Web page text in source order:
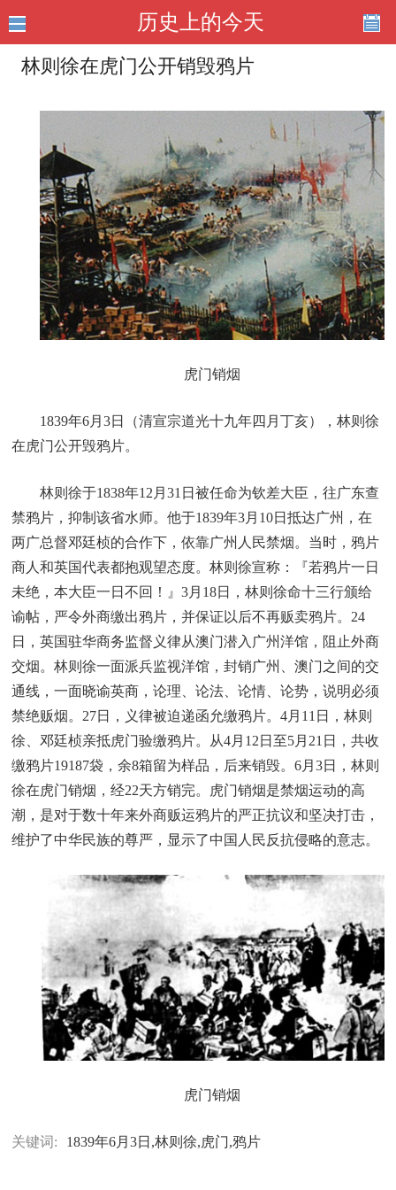
历史上的今天
林则徐在虎门公开销毁鸦片
虎门销烟
1839年6月3日（清宣宗道光十九年四月丁亥），林则徐
在虎门公开毁鸦片。
林则徐于1838年12月31日被任命为钦差大臣，往广东查
禁鸦片，抑制该省水师。他于1839年3月10日抵达广州，在
两广总督邓廷桢的合作下，依靠广州人民禁烟。当时，鸦片
商人和英国代表都抱观望态度。林则徐宣称：『若鸦片一日
未绝，本大臣一日不回！』3月18日，林则徐命十三行颁给
谕帖，严令外商缴出鸦片，并保证以后不再贩卖鸦片。24
日，英国驻华商务监督义律从澳门潜入广州洋馆，阻止外商
交烟。林则徐一面派兵监视洋馆，封销广州、澳门之间的交
通线，一面晓谕英商，论理、论法、论情、论势，说明必须
禁绝贩烟。27日，义律被迫递函允缴鸦片。4月11日，林则
徐、邓廷桢亲抵虎门验缴鸦片。从4月12日至5月21日，共收
缴鸦片19187袋，余8箱留为样品，后来销毁。6月3日，林则
徐在虎门销烟，经22天方销完。虎门销烟是禁烟运动的高
潮，是对于数十年来外商贩运鸦片的严正抗议和坚决打击，
维护了中华民族的尊严，显示了中国人民反抗侵略的意志。
虎门销烟
关键词: 1839年6月3日,林则徐,虎门,鸦片